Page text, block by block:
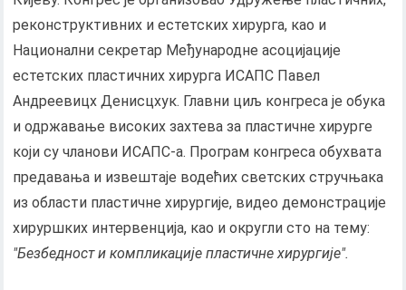
реконструктивних и естетских хирурга, као и
Национални секретар Међународне асоцијације
естетских пластичних хирурга ИСАПС Павел
Андреевицх Денисцхук. Главни циљ конгреса је обука
и одржавање високих захтева за пластичне хирурге
који су чланови ИСАПС-а. Програм конгреса обухвата
предавања и извештаје водећих светских стручњака
из области пластичне хирургије, видео демонстрације
хируршких интервенција, као и округли сто на тему:
"Безбедност и компликације пластичне хирургије".